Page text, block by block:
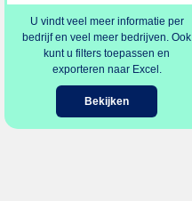
U vindt veel meer informatie per
bedrijf en veel meer bedrijven. Ook
kunt u filters toepassen en
exporteren naar Excel.
Bekijken